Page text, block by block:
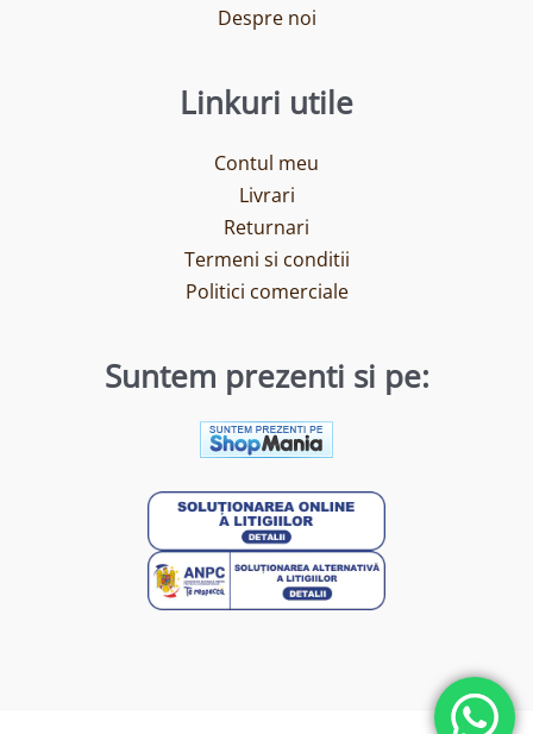
Despre noi
Linkuri utile
Contul meu
Livrari
Returnari
Termeni si conditii
Politici comerciale
Suntem prezenti si pe: